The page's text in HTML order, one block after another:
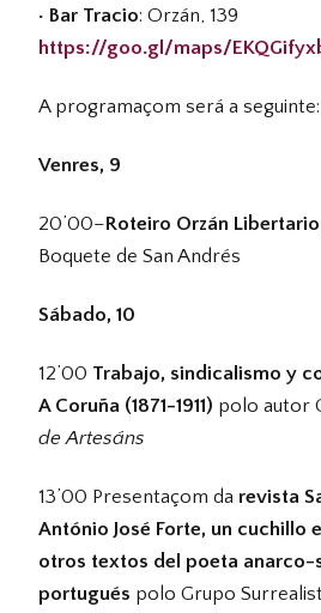
· Bar Tracio: Orzán, 139
https://goo.gl/maps/
A programaçom será a seguinte:
Venres, 9
20’00–Roteiro Orzán Libertario
Boquete de San Andrés
Sábado, 10
12’00 Trabajo, sindicalismo y
A Coruña (1871-1911) polo autor
de Artesáns
13’00 Presentaçom da revista
António José Forte, un cuchillo
otros textos del poeta anarco-
portugués polo Grupo